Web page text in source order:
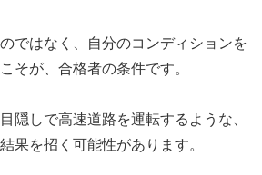
ではなく、自分のコンディションを
そが、合格者の条件です。
隠しで高速道路を運転するような、
果を招く可能性があります。